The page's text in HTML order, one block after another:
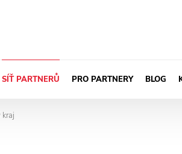
SÍŤ PARTNERŮ PRO PARTNERY BLOG